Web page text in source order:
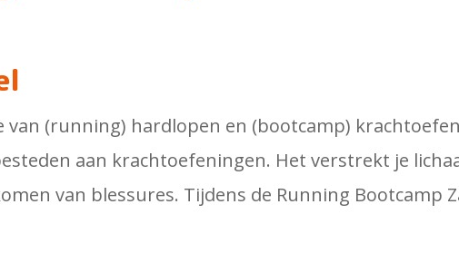
(running) hardlopen en (bootcamp)
aan krachtoefeningen. Het verstrekt je
van blessures. Tijdens de Running Bootcamp